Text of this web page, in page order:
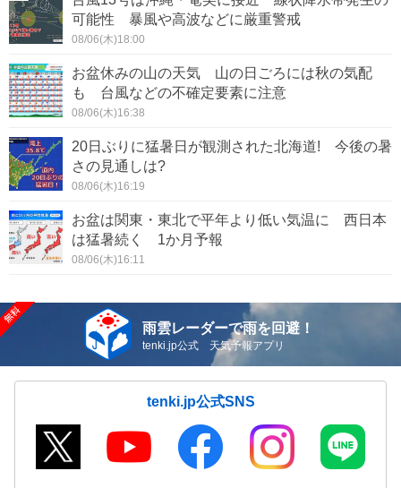
可能性 暴風や高波などに厳重警戒
08/06(木)18:00
お盆休みの山の天気 山の日ごろには秋の気配
も 台風などの不確定要素に注意
08/06(木)16:38
20日ぶりに猛暑日が観測された北海道! 今後の暑
さの見通しは?
08/06(木)16:19
お盆は関東・東北で平年より低い気温に 西日本
は猛暑続く 1か月予報
08/06(木)16:11
雨雲レーダーで雨を回避！
tenki.jp公式 天気予報アプリ
tenki.jp公式SNS